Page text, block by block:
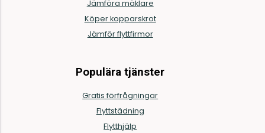
Jämföra mäklare
Köper kopparskrot
Jämför flyttfirmor
Populära tjänster
Gratis förfrågningar
Flyttstädning
Flytthjälp